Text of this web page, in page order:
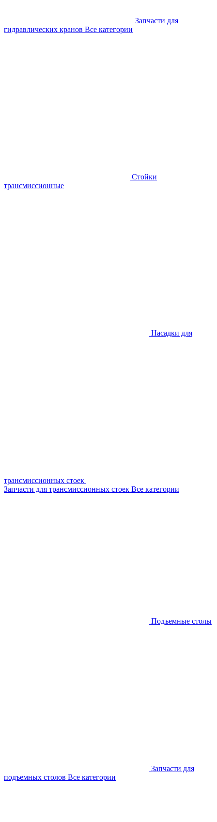
Запчасти для
гидравлических кранов Все категории
Стойки
трансмиссионные
Насадки для
трансмиссионных стоек
Запчасти для трансмиссионных стоек Все категории
Подъемные столы
Запчасти для
подъемных столов Все категории